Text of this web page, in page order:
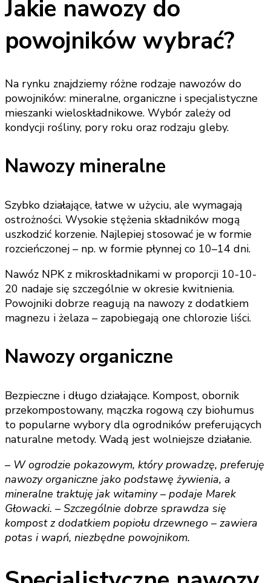
Jakie nawozy do
powojników wybrać?
Na rynku znajdziemy różne rodzaje nawozów do
powojników: mineralne, organiczne i specjalistyczne
mieszanki wieloskładnikowe. Wybór zależy od
kondycji rośliny, pory roku oraz rodzaju gleby.
Nawozy mineralne
Szybko działające, łatwe w użyciu, ale wymagają
ostrożności. Wysokie stężenia składników mogą
uszkodzić korzenie. Najlepiej stosować je w formie
rozcieńczonej – np. w formie płynnej co 10–14 dni.
Nawóz NPK z mikroskładnikami w proporcji 10-10-
20 nadaje się szczególnie w okresie kwitnienia.
Powojniki dobrze reagują na nawozy z dodatkiem
magnezu i żelaza – zapobiegają one chlorozie liści.
Nawozy organiczne
Bezpieczne i długo działające. Kompost, obornik
przekompostowany, mączka rogową czy biohumus
to popularne wybory dla ogrodników preferujących
naturalne metody. Wadą jest wolniejsze działanie.
– W ogrodzie pokazowym, który prowadzę, preferuję
nawozy organiczne jako podstawę żywienia, a
mineralne traktuję jak witaminy – podaje Marek
Głowacki. – Szczególnie dobrze sprawdza się
kompost z dodatkiem popiołu drzewnego – zawiera
potas i wapń, niezbędne powojnikom.